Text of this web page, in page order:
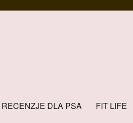
RECENZJE DLA PSA FIT LIFE